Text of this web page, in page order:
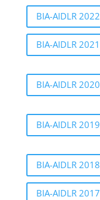
BIA-AIDLR 2022
BIA-AIDLR 2021
BIA-AIDLR 2020
BIA-AIDLR 2019
BIA-AIDLR 2018
BIA-AIDLR 2017